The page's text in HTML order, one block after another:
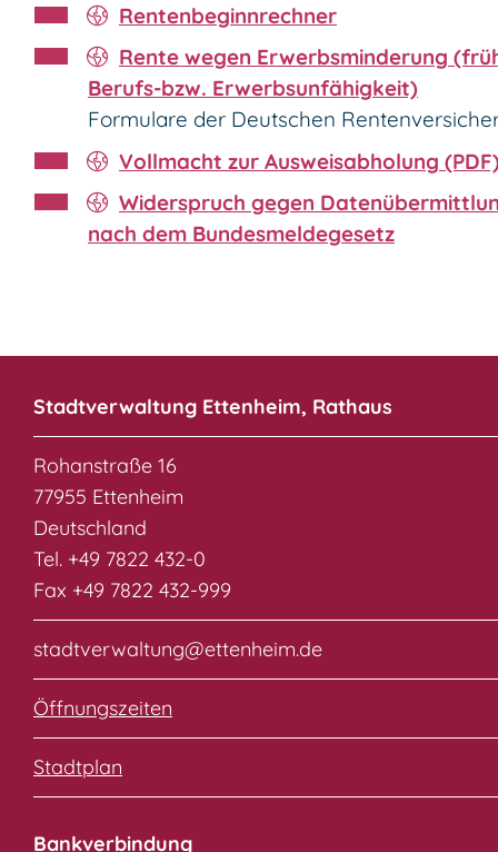
Rentenbeginnrechner
Rente wegen Erwerbsminderung
Berufs-bzw. Erwerbsunfähigkeit)
Formulare der Deutschen
Vollmacht zur Ausweisabholung
Widerspruch gegen
nach dem Bundesmeldegesetz
Stadtverwaltung Ettenheim, Rathaus
Rohanstraße 16
77955 Ettenheim
Deutschland
Tel. +49 7822 432-0
Fax +49 7822 432-999
stadtverwaltung@ettenheim.de
Öffnungszeiten
Stadtplan
Bankverbindung